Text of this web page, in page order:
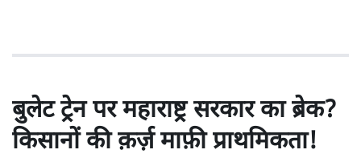
बुलेट ट्रेन पर महाराष्ट्र सरकार का ब्रेक?
किसानों की क़र्ज़ माफ़ी प्राथमिकता!